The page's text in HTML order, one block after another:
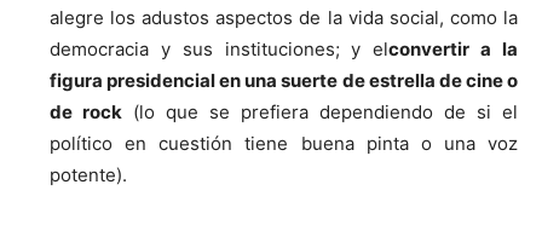
alegre los adustos aspectos de la vida social, como la
democracia y sus instituciones; y elconvertir a la
figura presidencial en una suerte de estrella de cine o
de rock (lo que se prefiera dependiendo de si el
político en cuestión tiene buena pinta o una voz
potente).